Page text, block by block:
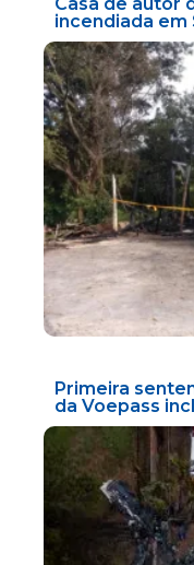
Casa de autor
incendiada em
Primeira
da Voepass